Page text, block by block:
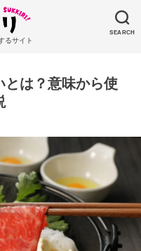
SEARCH
るサイト
とは？意味から使